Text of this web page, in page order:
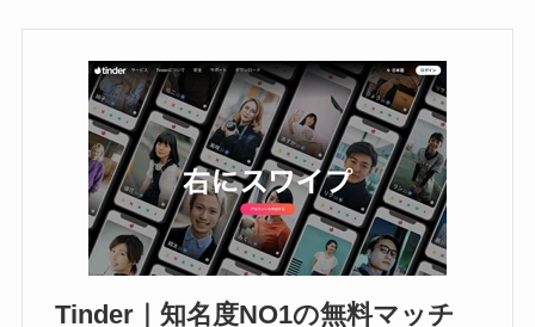
Tinder｜知名度NO1の無料マッチ